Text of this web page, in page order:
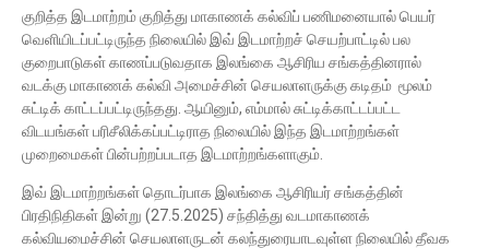
குறித்த இடமாற்றம் குறித்து மாகாணக் கல்விப் பணிமனையால் பெயர்
வெளியிடப்பட்டிருந்த நிலையில் இவ் இடமாற்றச் செயற்பாட்டில் பல
குறைபாடுகள் காணப்படுவதாக இலங்கை ஆசிரிய சங்கத்தினரால்
வடக்கு மாகாணக் கல்வி அமைச்சின் செயலாளருக்கு கடிதம் மூலம்
சுட்டிக் காட்டப்பட்டிருந்தது. ஆயினும், எம்மால் சுட்டிக்காட்டப்பட்ட
விடயங்கள் பரிசீலிக்கப்பட்டிராத நிலையில் இந்த இடமாற்றங்கள்
முறைமைகள் பின்பற்றப்படாத இடமாற்றங்களாகும்.
இவ் இடமாற்றங்கள் தொடர்பாக இலங்கை ஆசிரியர் சங்கத்தின்
பிரதிநிதிகள் இன்று (27.5.2025) சந்தித்து வடமாகாணக்
கல்வியமைச்சின் செயலாளருடன் கலந்துரையாடவுள்ள நிலையில் தீவக